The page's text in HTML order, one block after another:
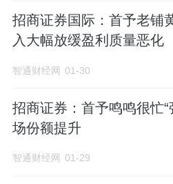
招商证券国际：首予老铺
入大幅放缓盈利质量恶化
智通财经网 01-30
招商证券：首予鸣鸣很忙
场份额提升
智通财经网 01-29